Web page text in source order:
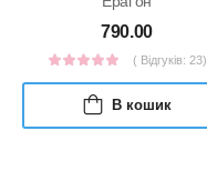
790.00
( Відгуків: 23)
В кошик